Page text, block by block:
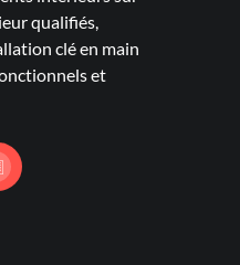
qualifiés,
clé en main
et